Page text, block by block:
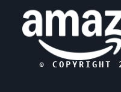
© COPYRIGHT